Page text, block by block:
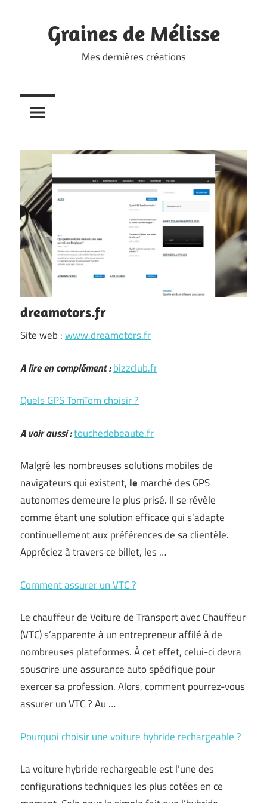
contentGraines de Mélisse
Mes dernières créations
dreamotors.fr
Site web :www.dreamotors.fr
A lire en complément :bizzclub.fr
Quels GPS TomTom choisir ?
A voir aussi :touchedebeaute.fr
Malgré les nombreuses solutions mobiles de
navigateurs qui existent, le marché des GPS
autonomes demeure le plus prisé. Il se révèle
comme étant une solution efficace qui s’adapte
continuellement aux préférences de sa clientèle.
Appréciez à travers ce billet, les …
Comment assurer un VTC ?
Le chauffeur de Voiture de Transport avec Chauffeur
(VTC) s’apparente à un entrepreneur affilé à de
nombreuses plateformes. À cet effet, celui-ci devra
souscrire une assurance auto spécifique pour
exercer sa profession. Alors, comment pourrez-vous
assurer un VTC ? Au …
Pourquoi choisir une voiture hybride rechargeable ?
La voiture hybride rechargeable est l’une des
configurations techniques les plus cotées en ce